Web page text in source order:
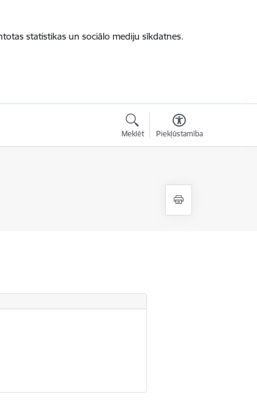
statistikas un sociālo mediju sīkdatnes.
Meklēt Piekļūstamība